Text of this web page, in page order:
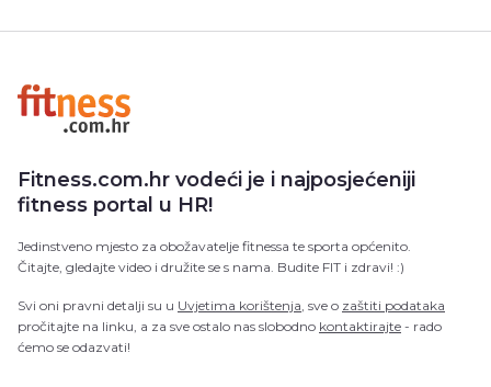
Fitness.com.hr vodeći je i najposjećeniji
fitness portal u HR!
Jedinstveno mjesto za obožavatelje fitnessa te sporta općenito.
Čitajte, gledajte video i družite se s nama. Budite FIT i zdravi! :)
Svi oni pravni detalji su u Uvjetima korištenja, sve o zaštiti podataka
pročitajte na linku, a za sve ostalo nas slobodno kontaktirajte - rado
ćemo se odazvati!